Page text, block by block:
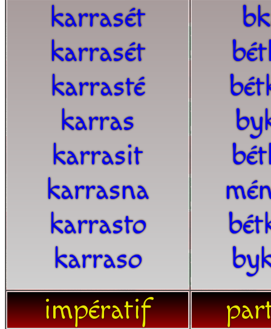
karrasét
karrasét
karrasté
karras
karrasit
karrasna
karrasto
karraso
impératif